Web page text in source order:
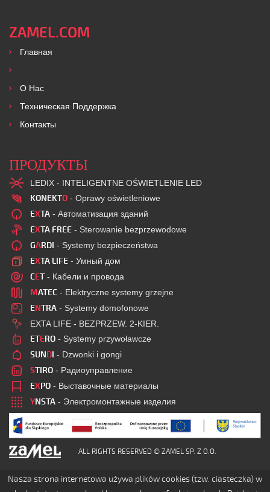
ZAMEL.COM
Главная
O Нас
Техническая Поддержка
Контакты
ПРОДУКТЫ
LEDIX - INTELIGENTNE OŚWIETLENIE LED
KONEKTO - Oprawy oświetleniowe
EXTA - Автоматизация зданий
EXTA FREE - Sterowanie bezprzewodowe
GARDI - Systemy bezpieczeństwa
EXTA LIFE - Умный дом
CET - Кабели и провода
MATEC - Elektryczne systemy grzejne
ENTRA - Systemy domofonowe
EXTA LIFE - BEZPRZEW. 2-KIER.
ETERO - Systemy przywoławcze
SUNDI - Dzwonki i gongi
STIRO - Радиоуправление
EXPO - Выставочные материалы
YNSTA - Электромонтажные изделия
ALL RIGHTS RESERVED © ZAMEL SP. Z O.O.
Nasza strona internetowa używa plików cookies (tzw. ciasteczka) w